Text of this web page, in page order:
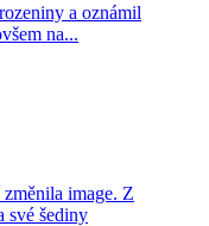
a oznámil
na...
image. Z
své šediny